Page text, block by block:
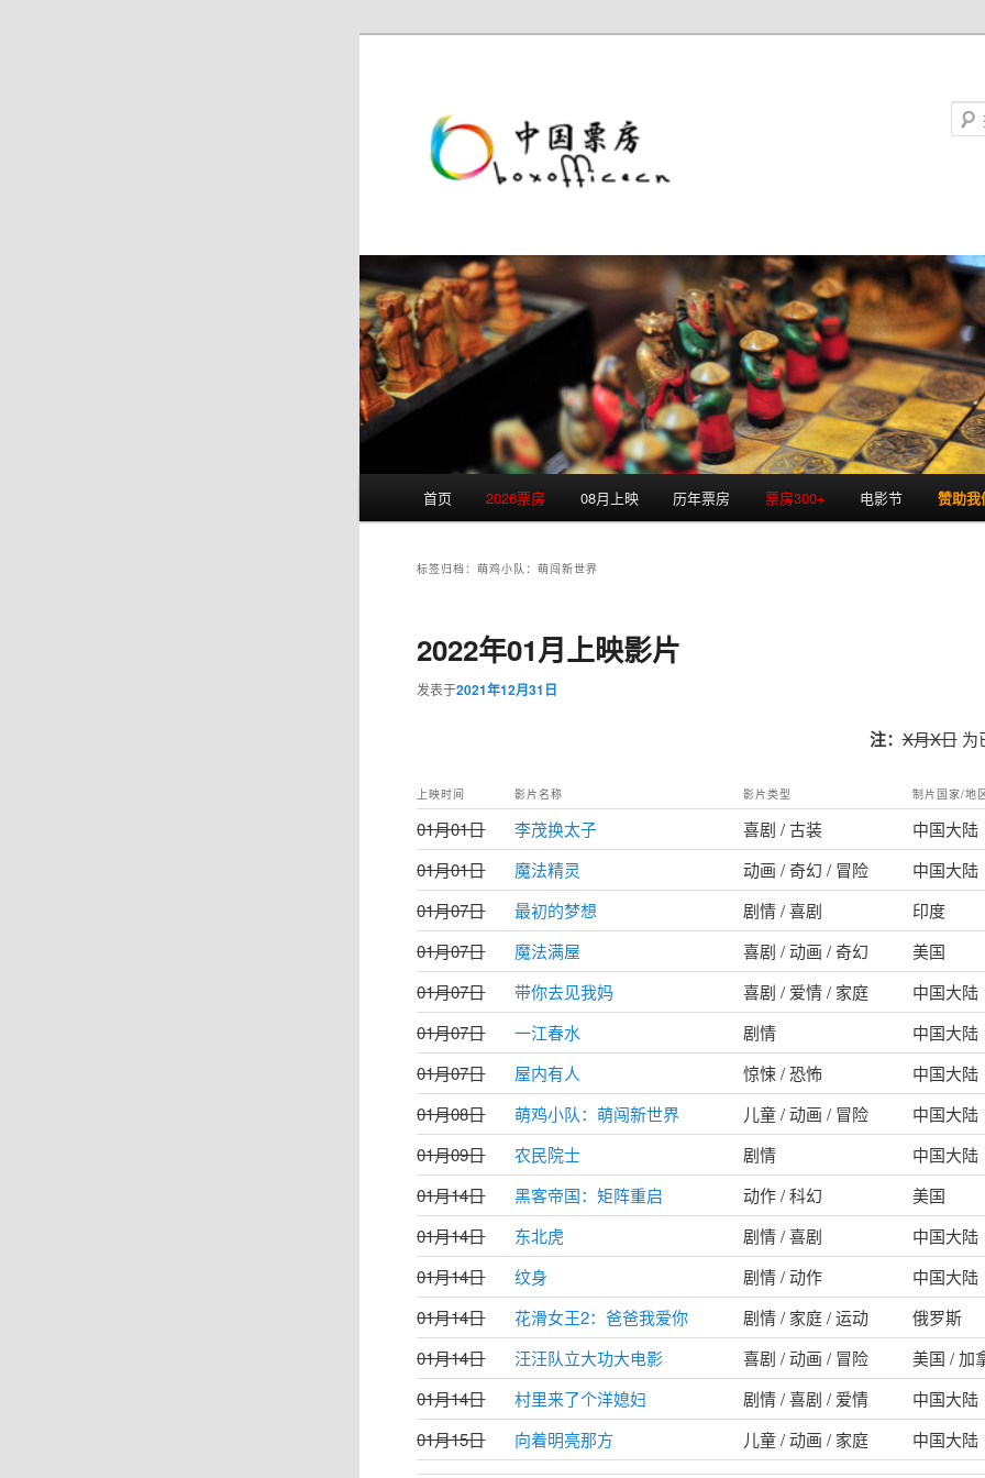
首页 2026票房 08月上映 历年票房 票房300+ 电影节 赞助我
标签归档：萌鸡小队：萌闯新世界
2022年01月上映影片
发表于2021年12月31日
注：X月X日为
上映时间 影片名称 影片类型 制片国家/地
01月01日 李茂换太子 喜剧 / 古装
中国大陆
01月01日
魔法精灵 动画 / 奇幻 / 冒险
中国大陆
01月07日
最初的梦想 剧情 / 喜剧
印度
01月07日
魔法满屋 喜剧 / 动画 / 奇幻
美国
01月07日
带你去见我妈 喜剧 / 爱情 / 家庭
中国大陆
01月07日
一江春水 剧情
中国大陆
01月07日
屋内有人 惊悚 / 恐怖
中国大陆
01月08日
萌鸡小队：萌闯新世界 儿童 / 动画 / 冒险
中国大陆
01月09日
农民院士 剧情
中国大陆
01月14日
黑客帝国：矩阵重启 动作 / 科幻
美国
01月14日
东北虎 剧情 / 喜剧
中国大陆
01月14日
纹身 剧情 / 动作
中国大陆
01月14日
花滑女王2：爸爸我爱你 剧情 / 家庭 / 运动
俄罗斯
01月14日
汪汪队立大功大电影 喜剧 / 动画 / 冒险
美国 / 加
01月14日
村里来了个洋媳妇 剧情 / 喜剧 / 爱情
中国大陆
01月15日
向着明亮那方 儿童 / 动画 / 家庭 中国大陆